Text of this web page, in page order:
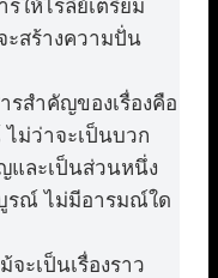
ให้ไรลีย์เตรียม
สร้างความปั่น
รสำคัญของเรื่องคือ
ม่ว่าจะเป็นบวก
และเป็นส่วนหนึ่ง
รณ์ ไม่มีอารมณ์ใด
จะเป็นเรื่องราว